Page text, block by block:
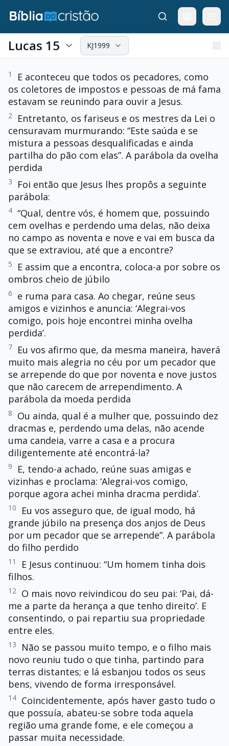
Lucas 15 KJ1999
1
E aconteceu que todos os pecadores, como
os coletores de impostos e pessoas de má fama
estavam se reunindo para ouvir a Jesus.
2
Entretanto, os fariseus e os mestres da Lei o
censuravam murmurando: “Este saúda e se
mistura a pessoas desqualificadas e ainda
partilha do pão com elas”. A parábola da ovelha
perdida
3
Foi então que Jesus lhes propôs a seguinte
parábola:
4 “Qual, dentre vós, é homem que, possuindo
cem ovelhas e perdendo uma delas, não deixa
no campo as noventa e nove e vai em busca da
que se extraviou, até que a encontre?
5
E assim que a encontra, coloca-a por sobre os
ombros cheio de júbilo
6
e ruma para casa. Ao chegar, reúne seus
amigos e vizinhos e anuncia: ‘Alegrai-vos
comigo, pois hoje encontrei minha ovelha
perdida’.
7
Eu vos afirmo que, da mesma maneira, haverá
muito mais alegria no céu por um pecador que
se arrepende do que por noventa e nove justos
que não carecem de arrependimento. A
parábola da moeda perdida
8
Ou ainda, qual é a mulher que, possuindo dez
dracmas e, perdendo uma delas, não acende
uma candeia, varre a casa e a procura
diligentemente até encontrá-la?
9
E, tendo-a achado, reúne suas amigas e
vizinhas e proclama: ‘Alegrai-vos comigo,
porque agora achei minha dracma perdida’.
10
Eu vos asseguro que, de igual modo, há
grande júbilo na presença dos anjos de Deus
por um pecador que se arrepende”. A parábola
do filho perdido
11
E Jesus continuou: “Um homem tinha dois
filhos.
12
O mais novo reivindicou do seu pai: ‘Pai, dá-
me a parte da herança a que tenho direito’. E
consentindo, o pai repartiu sua propriedade
entre eles.
13
Não se passou muito tempo, e o filho mais
novo reuniu tudo o que tinha, partindo para
terras distantes; e lá esbanjou todos os seus
bens, vivendo de forma irresponsável.
14 Coincidentemente, após haver gasto tudo o
que possuía, abateu-se sobre toda aquela
região uma grande fome, e ele começou a
passar muita necessidade.